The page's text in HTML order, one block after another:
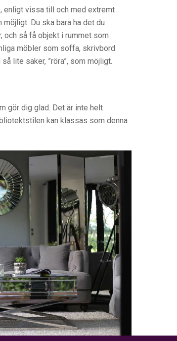
enligt vissa till och med extremt
Du ska bara ha det du
och så få objekt i rummet som
möbler som soffa, skrivbord
lite saker, ”röra”, som möjligt.
gör dig glad. Det är inte helt
kan klassas som denna